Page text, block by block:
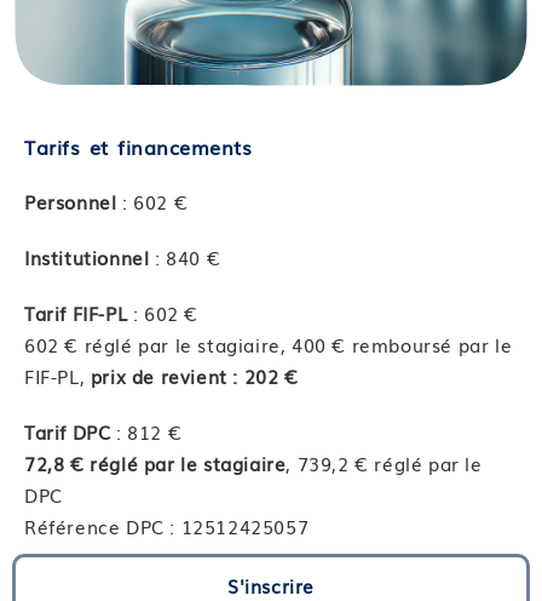
Tarifs et financements
Personnel : 602 €
Institutionnel : 840 €
Tarif FIF-PL: 602 €
602 € réglé par le stagiaire, 400 € remboursé par le
FIF-PL, prix de revient : 202 €
Tarif DPC: 812 €
72,8 € réglé par le stagiaire, 739,2 € réglé par le
DPC
Référence DPC : 12512425057
S'inscrire